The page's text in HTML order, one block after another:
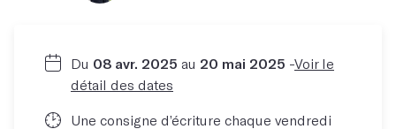
Du 08 avr. 2025 au 20 mai 2025 -Voir le
détail des dates
Une consigne d’écriture chaque vendredi